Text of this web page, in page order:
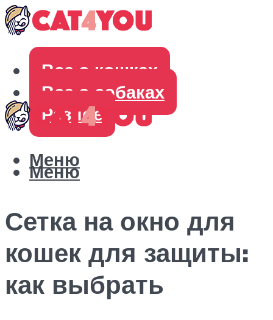
Все о кошках
Все о собаках
Разное
Меню
Меню
Сетка на окно для
кошек для защиты:
как выбрать